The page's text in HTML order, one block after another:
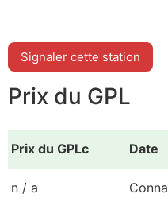
Signaler cette station
Prix du GPL
Prix du GPLc Date
n / a